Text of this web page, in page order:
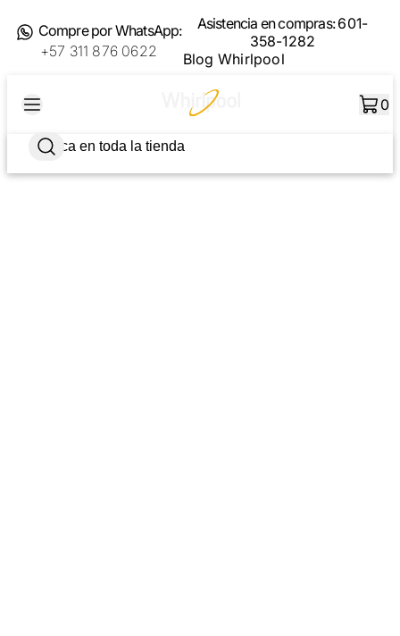
Compre por WhatsApp:
+57 311 876 0622
Asistencia en compras:601-
358-1282
Blog Whirlpool
0